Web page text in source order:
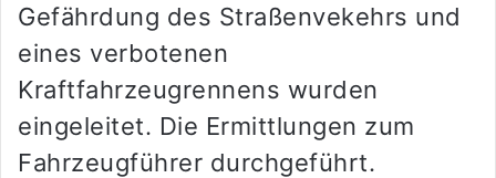
Gefährdung des Straßenvekehrs und
eines verbotenen
Kraftfahrzeugrennens wurden
eingeleitet. Die Ermittlungen zum
Fahrzeugführer durchgeführt.